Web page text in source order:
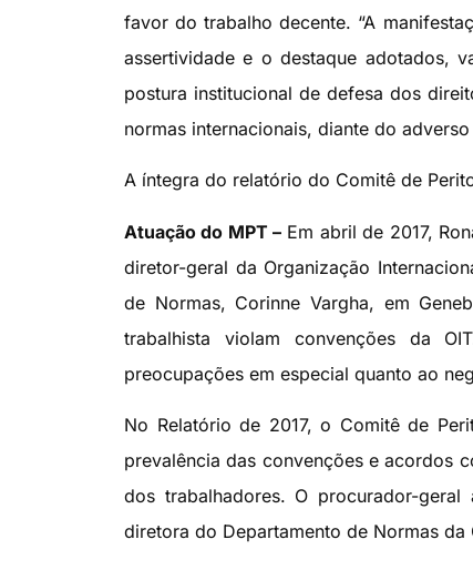
favor do trabalho decente. “A
assertividade e o destaque adotados,
postura institucional de defesa dos
normas internacionais, diante do
A íntegra do relatório do Comitê de
Atuação do MPT – Em abril de 2017,
diretor-geral da Organização
de Normas, Corinne Vargha, em
trabalhista violam convenções da
preocupações em especial quanto ao
No Relatório de 2017, o Comitê de
prevalência das convenções e acordos
dos trabalhadores. O procurador-
diretora do Departamento de Normas da